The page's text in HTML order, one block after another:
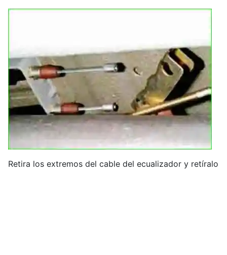
Retira los extremos del cable del ecualizador y retíralo